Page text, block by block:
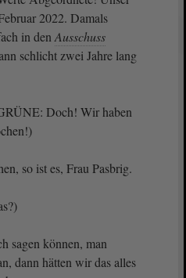
2022. Damals
in den Ausschuss
schlicht zwei Jahre lang
Doch! Wir haben
so ist es, Frau Pasbrig.
sagen können, man
dann hätten wir das alles